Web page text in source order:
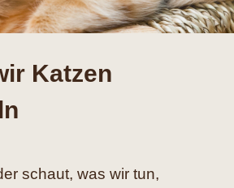
Katzen
schaut, was wir tun,